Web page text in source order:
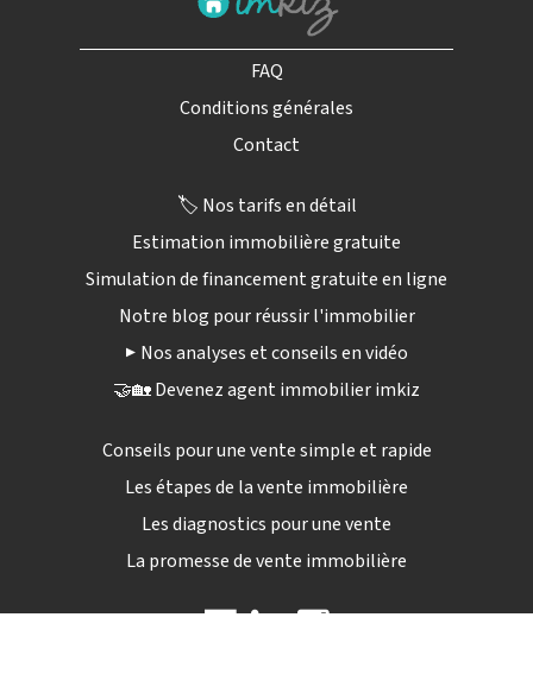
FAQ
Conditions générales
Contact
🏷️ Nos tarifs en détail
Estimation immobilière gratuite
Simulation de financement gratuite en ligne
Notre blog pour réussir l'immobilier
▶️ Nos analyses et conseils en vidéo
🤝🏡 Devenez agent immobilier imkiz
Conseils pour une vente simple et rapide
Les étapes de la vente immobilière
Les diagnostics pour une vente
La promesse de vente immobilière